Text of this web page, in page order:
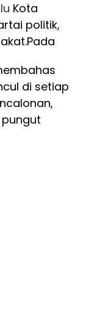
Kota
politik,
Pada
di setiap